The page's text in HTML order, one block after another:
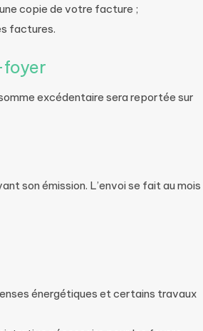
copie de votre facture ;
factures.
foyer
excédentaire sera reportée sur
son émission. L’envoi se fait au mois
énergétiques et certains travaux